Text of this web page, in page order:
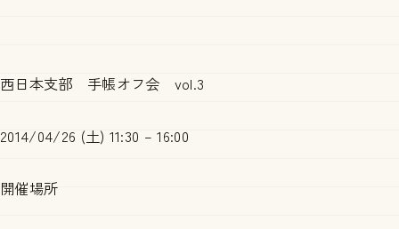
西日本支部 手帳オフ会 vol.3
2014/04/26 (土) 11:30 – 16:00
開催場所